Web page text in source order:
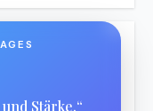
Stärke.“